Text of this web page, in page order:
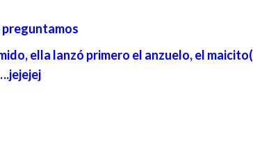
preguntamos
ella lanzó primero el anzuelo, el maicito(